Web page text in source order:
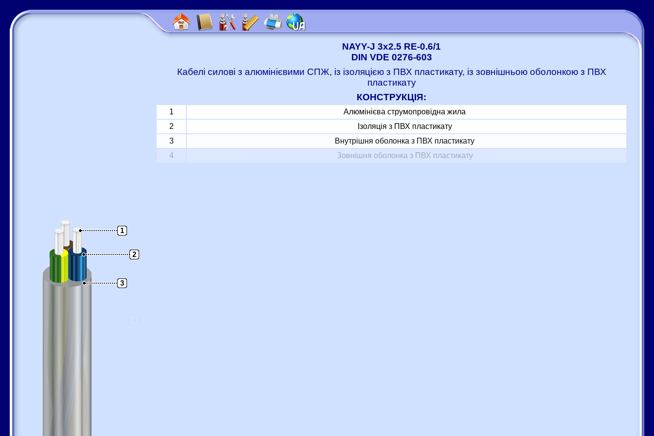
1
2
3
NAYY-J 3x2.5 RE-0.6/1
DIN VDE 0276-603
Кабелі силові з алюмінієвими СПЖ, із ізоляцією з ПВХ пластикату, із зовнішньою оболонкою з ПВХ
пластикату
КОНСТРУКЦІЯ:
1
Алюмінієва струмопровідна жила
2
Ізоляція з ПВХ пластикату
3
Внутрішня оболонка з ПВХ пластикату
4
Зовнішня оболонка з ПВХ пластикату